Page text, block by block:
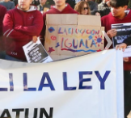
›